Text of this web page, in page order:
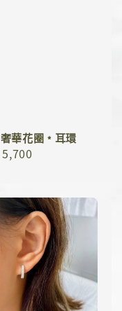
華花圈﹡耳環